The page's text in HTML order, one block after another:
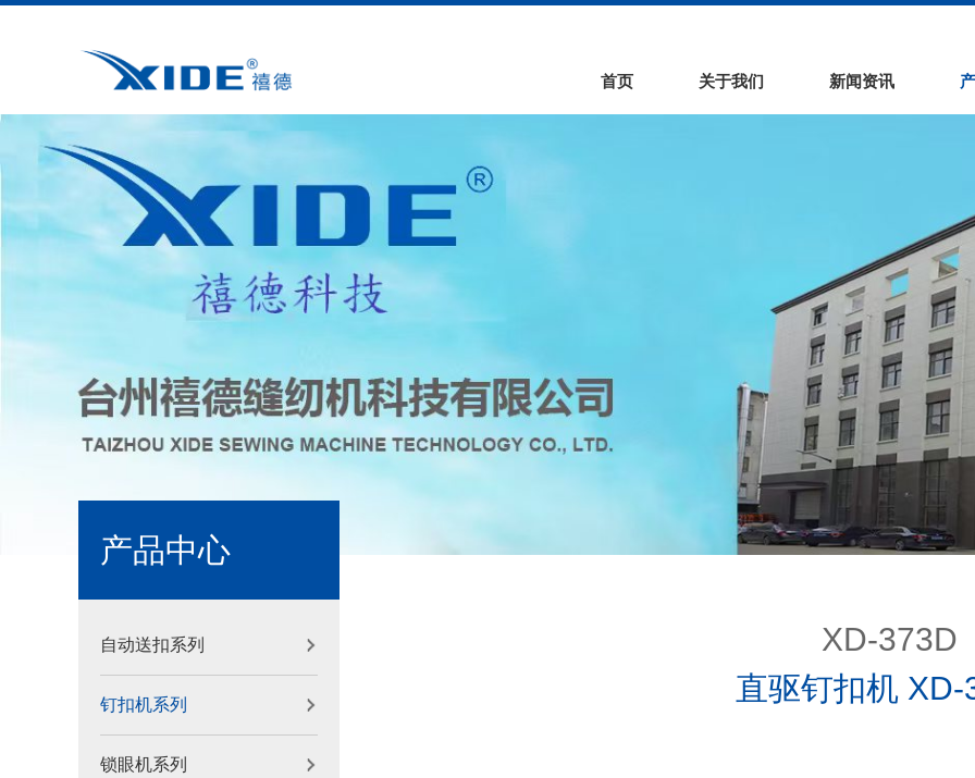
首页 关于我们 新闻资讯
产品中心
自动送扣系列
钉扣机系列
锁眼机系列
XD-373D
直驱钉扣机 XD-